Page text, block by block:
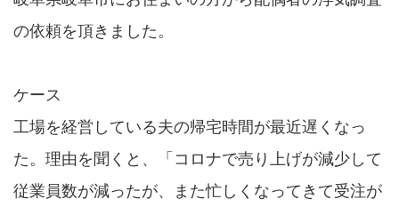
の依頼を頂きました。
ケース
工場を経営している夫の帰宅時間が最近遅くなっ
た。理由を聞くと、「コロナで売り上げが減少して
従業員数が減ったが、また忙しくなってきて受注が